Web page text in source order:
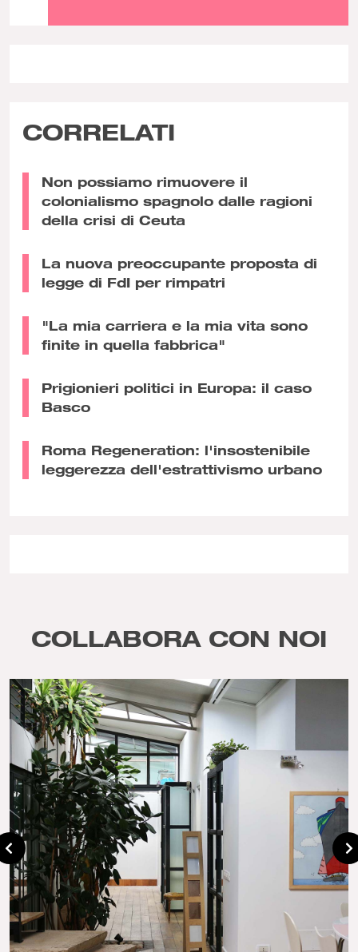
CORRELATI
Non possiamo rimuovere il
colonialismo spagnolo dalle ragioni
della crisi di Ceuta
La nuova preoccupante proposta di
legge di FdI per rimpatri
"La mia carriera e la mia vita sono
finite in quella fabbrica"
Prigionieri politici in Europa: il caso
Basco
Roma Regeneration: l'insostenibile
leggerezza dell'estrattivismo urbano
COLLABORA CON NOI